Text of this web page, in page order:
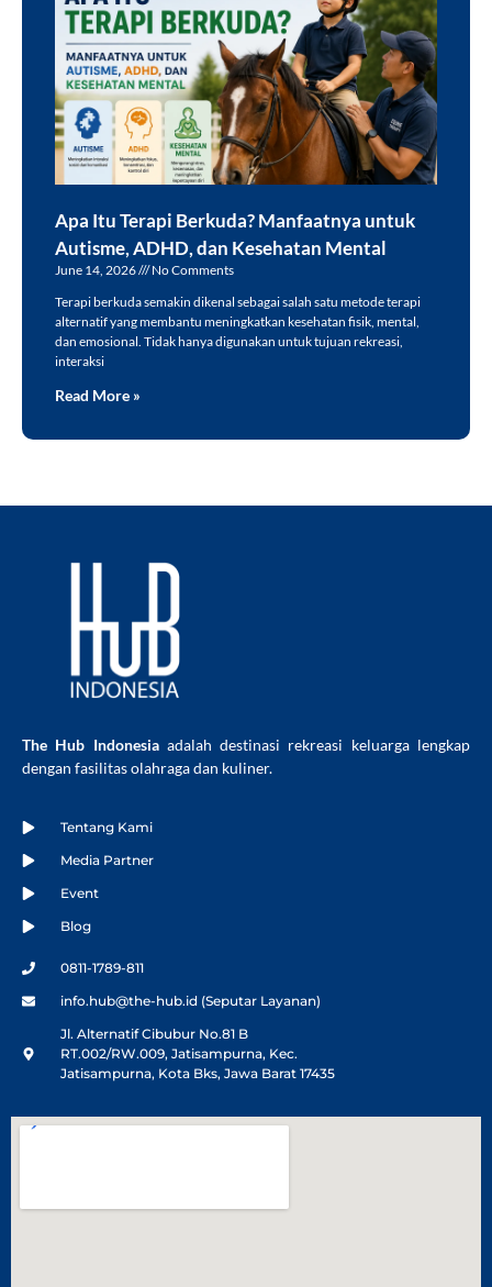
Apa Itu Terapi Berkuda? Manfaatnya untuk
Autisme, ADHD, dan Kesehatan Mental
June 14, 2026
No Comments
Terapi berkuda semakin dikenal sebagai salah satu metode terapi
alternatif yang membantu meningkatkan kesehatan fisik, mental,
dan emosional. Tidak hanya digunakan untuk tujuan rekreasi,
interaksi
Read More »
The Hub Indonesiaadalah destinasi rekreasi keluarga lengkap
dengan fasilitas olahraga dan kuliner.
Tentang Kami
Media Partner
Event
Blog
0811-1789-811
info.hub@the-hub.id (Seputar Layanan)
Jl. Alternatif Cibubur No.81 B
RT.002/RW.009, Jatisampurna, Kec.
Jatisampurna, Kota Bks, Jawa Barat 17435